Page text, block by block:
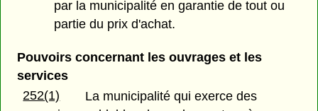
par la municipalité en garantie de tout ou
partie du prix d'achat.
Pouvoirs concernant les ouvrages et les
services
252(1)
La municipalité qui exerce des